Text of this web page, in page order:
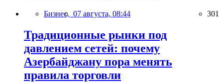
Бизнес, 07 августа, 08:44 301
Традиционные рынки под
давлением сетей: почему
Азербайджану пора менять
правила торговли